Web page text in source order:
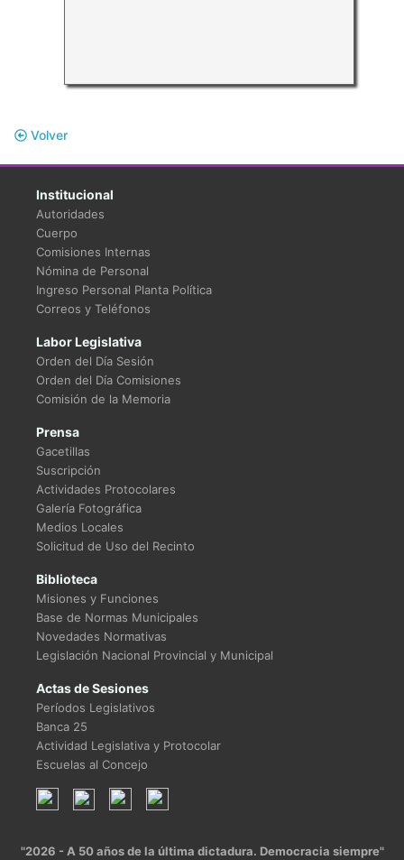
Volver
Institucional
Autoridades
Cuerpo
Comisiones Internas
Nómina de Personal
Ingreso Personal Planta Política
Correos y Teléfonos
Labor Legislativa
Orden del Día Sesión
Orden del Día Comisiones
Comisión de la Memoria
Prensa
Gacetillas
Suscripción
Actividades Protocolares
Galería Fotográfica
Medios Locales
Solicitud de Uso del Recinto
Biblioteca
Misiones y Funciones
Base de Normas Municipales
Novedades Normativas
Legislación Nacional Provincial y Municipal
Actas de Sesiones
Períodos Legislativos
Banca 25
Actividad Legislativa y Protocolar
Escuelas al Concejo
"2026 - A 50 años de la última dictadura. Democracia siempre"